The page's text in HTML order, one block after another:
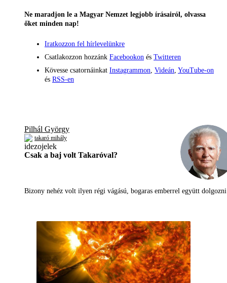
Ne maradjon le a Magyar Nemzet legjobb írásairól, olvassa
őket minden nap!
Iratkozzon fel hírlevelünkre
Csatlakozzon hozzánk Facebookon és Twitteren
Kövesse csatornáinkat Instagrammon, Videán, YouTube-on
és RSS-en
Pilhál György
takaró mihály
Csak a baj volt Takaróval?
Bizony nehéz volt ilyen régi vágású, bogaras emberrel együtt